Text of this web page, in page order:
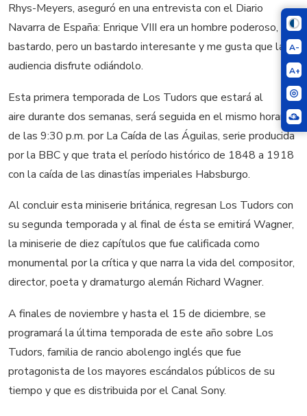
A-
A+
Rhys-Meyers, aseguró en una entrevista con el Diario
Navarra de España: Enrique VIII era un hombre poderoso, un
bastardo, pero un bastardo interesante y me gusta que la
audiencia disfrute odiándolo.
Esta primera temporada de Los Tudors que estará al
aire durante dos semanas, será seguida en el mismo horario
de las 9:30 p.m. por La Caída de las Águilas, serie producida
por la BBC y que trata el período histórico de 1848 a 1918
con la caída de las dinastías imperiales Habsburgo.
Al concluir esta miniserie británica, regresan Los Tudors con
su segunda temporada y al final de ésta se emitirá Wagner,
la miniserie de diez capítulos que fue calificada como
monumental por la crítica y que narra la vida del compositor,
director, poeta y dramaturgo alemán Richard Wagner.
A finales de noviembre y hasta el 15 de diciembre, se
programará la última temporada de este año sobre Los
Tudors, familia de rancio abolengo inglés que fue
protagonista de los mayores escándalos públicos de su
tiempo y que es distribuida por el Canal Sony.